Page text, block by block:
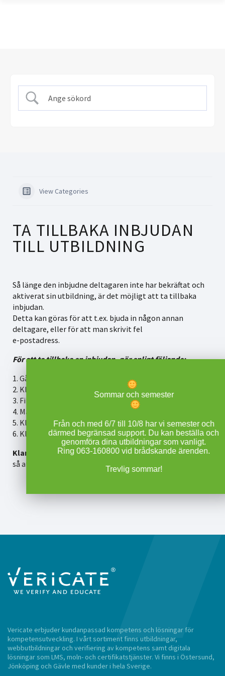
View Categories
TA TILLBAKA INBJUDAN
TILL UTBILDNING
Så länge den inbjudne deltagaren inte har bekräftat och
aktiverat sin utbildning, är det möjligt att ta tillbaka
inbjudan.
Detta kan göras för att t.ex. bjuda in någon annan
deltagare, eller för att man skrivit fel
e-postadress.
För att ta tillbaka en inbjudan, gör enligt följande:
1. Gå till
2. Klicka på fliken
Hantera inbjudningar
3. Filtrera på statusen
Ej bekräftat inbjudan.
4. Markera de rader du vill ta tillbaka inbjudan för.
5. Klicka på knappenHantera valda.
6. Klick på knappenTa bort deltagare.
Klart!
Nu har du en/flera lediga platser till utbildningen
så att du kan bjuda in nya deltagare.
Vericate erbjuder kundanpassad kompetens och lösningar för
kompetensutveckling. I vårt sortiment finns utbildningar,
webbutbildningar och verifiering av kompetens samt digitala
lösningar som LMS, moln- och certifikatstjänster. Vi finns i Östersund,
Jönköping och Gävle med kunder i hela Sverige.
Sommar och semester
Från och med 6/7 till 10/8 har vi semester och
därmed begränsad support. Du kan beställa och
genomföra dina utbildningar som vanligt.
Ring 063-160800 vid brådskande ärenden.
Trevlig sommar!